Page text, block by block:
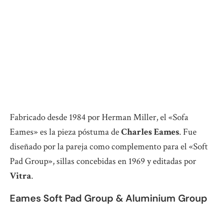
Fabricado desde 1984 por Herman Miller, el «Sofa
Eames» es la pieza póstuma deCharles Eames. Fue
diseñado por la pareja como complemento para el «Soft
Pad Group», sillas concebidas en 1969 y editadas por
Vitra.
Eames Soft Pad Group & Aluminium Group